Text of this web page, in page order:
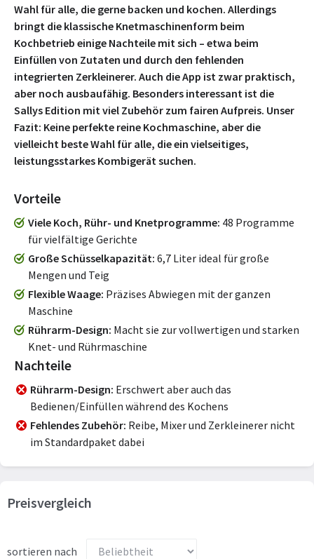
Wahl für alle, die gerne backen und kochen. Allerdings
bringt die klassische Knetmaschinenform beim
Kochbetrieb einige Nachteile mit sich – etwa beim
Einfüllen von Zutaten und durch den fehlenden
integrierten Zerkleinerer. Auch die App ist zwar praktisch,
aber noch ausbaufähig. Besonders interessant ist die
Sallys Edition mit viel Zubehör zum fairen Aufpreis. Unser
Fazit: Keine perfekte reine Kochmaschine, aber die
vielleicht beste Wahl für alle, die ein vielseitiges,
leistungsstarkes Kombigerät suchen.
Vorteile
Viele Koch, Rühr- und Knetprogramme 48 Programme
für vielfältige Gerichte
Große Schüsselkapazität 6,7 Liter ideal für große
Mengen und Teig
Flexible Waage Präzises Abwiegen mit der ganzen
Maschine
Rührarm-Design Macht sie zur vollwertigen und starken
Knet- und Rührmaschine
Nachteile
Rührarm-Design Erschwert aber auch das
Bedienen/Einfüllen während des Kochens
Fehlendes Zubehör Reibe, Mixer und Zerkleinerer nicht
im Standardpaket dabei
Preisvergleich
sortieren nach